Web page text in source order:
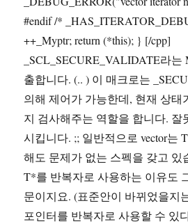
#endif /*
++_Myptr; return (*this); } [/cpp]
_SCL_SECURE_VALIDATE라
출합니다. (.. ) 이 매크로는
의해 제어가 가능한데, 현재 상태
지 검사해주는 역할을 합니다. 잘
시킵니다. ;; 일반적으로 vector는
해도 문제가 없는 스펙을 갖고 있
T*를 반복자로 사용하는 이유도
문이지요. (표준안이 바뀌었을지
포인터를 반복자로 사용할 수 있